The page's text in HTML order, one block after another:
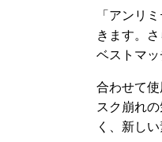
「アンリ
きます。
ベストマッ
合わせて
スク崩れ
く、新し